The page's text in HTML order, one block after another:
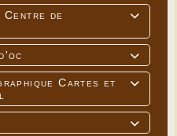

Centre de


Cartes et
